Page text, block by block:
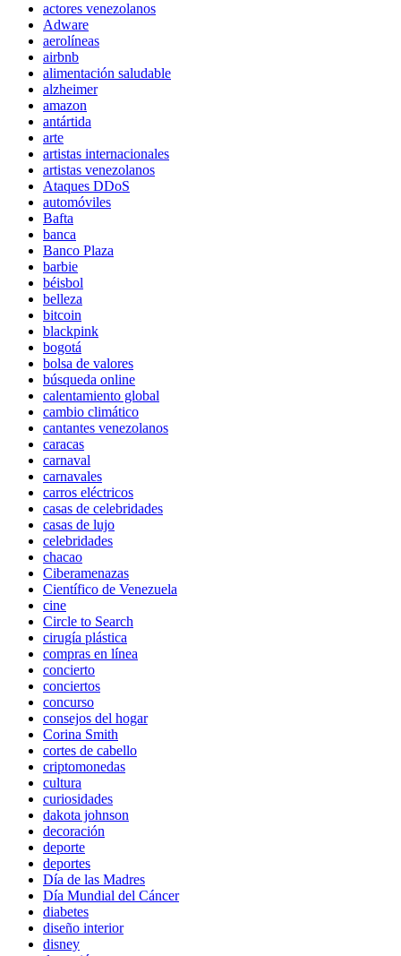
actores venezolanos
Adware
aerolíneas
airbnb
alimentación saludable
alzheimer
amazon
antártida
arte
artistas internacionales
artistas venezolanos
Ataques DDoS
automóviles
Bafta
banca
Banco Plaza
barbie
béisbol
belleza
bitcoin
blackpink
bogotá
bolsa de valores
búsqueda online
calentamiento global
cambio climático
cantantes venezolanos
caracas
carnaval
carnavales
carros eléctricos
casas de celebridades
casas de lujo
celebridades
chacao
Ciberamenazas
Científico de Venezuela
cine
Circle to Search
cirugía plástica
compras en línea
concierto
conciertos
concurso
consejos del hogar
Corina Smith
cortes de cabello
criptomonedas
cultura
curiosidades
dakota johnson
decoración
deporte
deportes
Día de las Madres
Día Mundial del Cáncer
diabetes
diseño interior
disney